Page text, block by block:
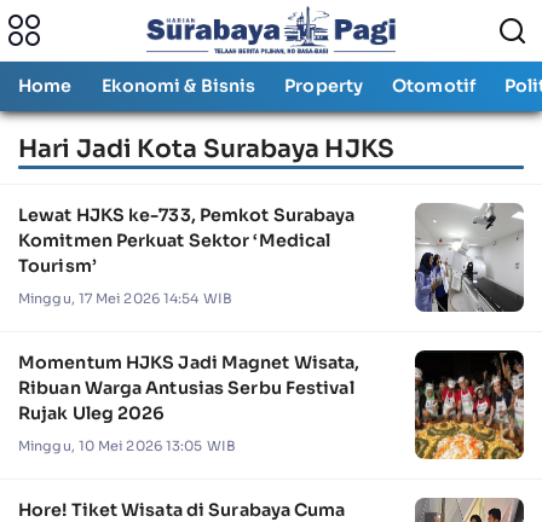
Home Ekonomi & Bisnis Property Otomotif
Hari Jadi Kota Surabaya HJKS
Lewat HJKS ke-733, Pemkot Surabaya
Komitmen Perkuat Sektor ‘Medical
Tourism’
Minggu, 17 Mei 2026 14:54 WIB
Momentum HJKS Jadi Magnet Wisata,
Ribuan Warga Antusias Serbu Festival
Rujak Uleg 2026
Minggu, 10 Mei 2026 13:05 WIB
Hore! Tiket Wisata di Surabaya Cuma